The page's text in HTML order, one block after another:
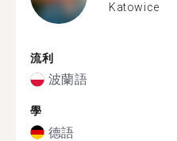
Katowice
流利
波蘭語
學
德語